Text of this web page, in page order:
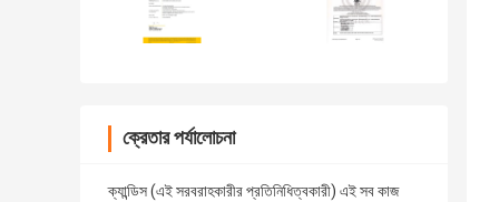
ক্রেতার পর্যালোচনা
ক্যান্ডিস (এই সরবরাহকারীর প্রতিনিধিত্বকারী) এই সব কাজ